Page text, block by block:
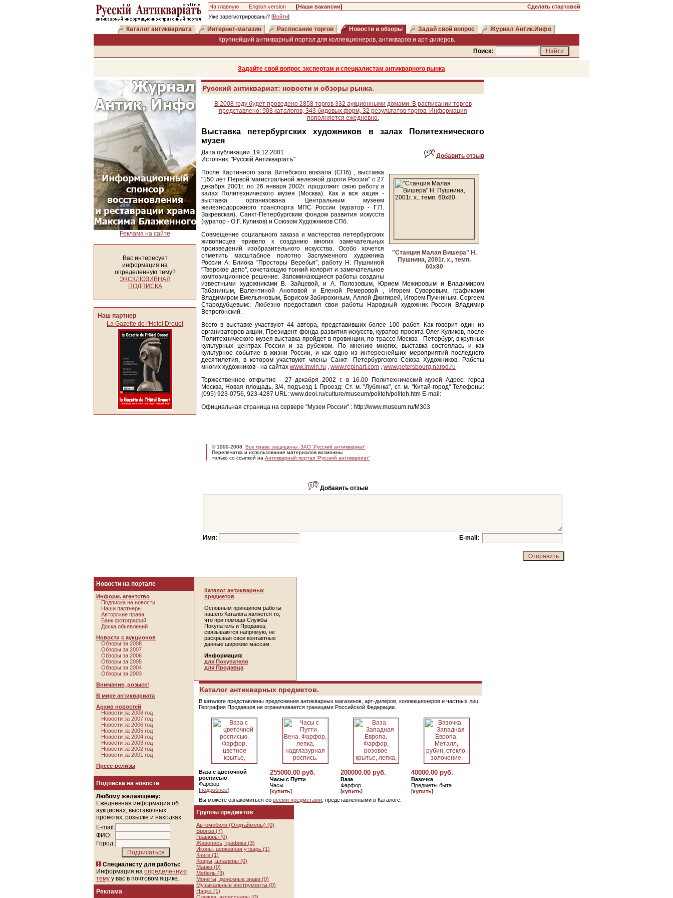
На главную English version [Наши вакансии]
Уже зарегистрированы? [Войти]
Сделать стартовой
Каталог антиквариата Интернет-магазин Расписание торгов Новости и обзоры Задай свой вопрос
Журнал Антик.Инфо
Крупнейший антикварный портал для коллекционеров, антикваров и арт-дилеров.
Поиск:
Задайте свой вопрос экспертам и специалистам антикварного рынка
Реклама на сайте
Вас интересует
информация на
определенную тему?
ЭКСКЛЮЗИВНАЯ
ПОДПИСКА
Наш партнер
La Gazette de l'Hotel Drouot
Русский антиквариат: новости и обзоры рынка.
В 2008 году будет проведено 2858 торгов 332 аукционными домами. В расписании торгов
представлено: 908 каталогов, 343 бидовых форм, 32 результатов торгов. Информация
пополняется ежедневно.
Выставка петербургских художников в залах Политехнического
музея
Дата публикации: 19.12.2001
Источник: "Русскiй Антикварiатъ"
Добавить отзыв
"Станция Малая Вишера" Н.
Пушнина, 2001г. х., темп.
60х80
После Картинного зала Витебского вокзала (СПб) , выставка
"150 лет Первой магистральной железной дороги России" с 27
декабря 2001г. по 26 января 2002г. продолжит свою работу в
залах Политехнического музея (Москва). Как и вся акция -
выставка организована Центральным музеем
железнодорожного транспорта МПС России (куратор - Г.П.
Закревская), Санкт-Петербургским фондом развития искусств
(куратор - О.Г. Куликов) и Союзом Художников СПб.
Совмещение социального заказа и мастерства петербургских
живописцев привело к созданию многих замечательных
произведений изобразительного искусства. Особо хочется
отметить масштабное полотно Заслуженного художника
России А. Блиока "Просторы Веребья", работу Н. Пушниной
"Тверское депо", сочетающую тонкий колорит и замечательное
композиционное решение. Запоминающиеся работы созданы
известными художниками В. Зайцевой, и А. Полозовым, Юрием Межировым и Владимиром
Табаниным, Валентиной Аноповой и Еленой Ремеровой , Игорем Суворовым, графиками
Владимиром Емельяновым, Борисом Забирохиным, Аллой Джигирей, Игорем Пучниным, Сергеем
Стародубцевым:. Любезно предоставил свои работы Народный художник России Владимир
Ветрогонский.
Всего в выставке участвуют 44 автора, представивших более 100 работ. Как говорит один из
организаторов акции, Президент фонда развития искусств, куратор проекта Олег Куликов, после
Политехнического музея выставка пройдет в провинции, по трассе Москва - Петербург, в крупных
культурных центрах России и за рубежом. По мнению многих, выставка состоялась и как
культурное событие в жизни России, и как одно из интереснейших мероприятий последнего
десятилетия, в котором участвуют члены Санкт -Петербургского Союза Художников. Работы
многих художников - на сайтах www.inwin.ru , www.repinart.com , www.petersbourg.narod.ru
Торжественное открытие - 27 декабря 2002 г. в 16.00 Политехнический музей Адрес: город
Москва, Новая площадь, 3/4, подъезд 1 Проезд: Ст. м. "Лубянка", ст. м. "Китай-город" Телефоны:
(095) 923-0756, 923-4287 URL: www.deol.ru/culture/museum/politeh/politeh.htm E-mail:
Официальная страница на сервере "Музеи России" : http://www.museum.ru/M303
© 1999-2008. Все права защищены. ЗАО 'Русский антиквариат'
Перепечатка и использование материалов возможны
только со ссылкой на Антикварный портал 'Русский антиквариат'
Добавить отзыв
Имя: E-mail:
Новости на портале
Информ. агентство
Подписка на новости
Наши партнеры
Авторские права
Банк фотографий
Доска обьявлений
Новости с аукционов
Обзоры за 2008
Обзоры за 2007
Обзоры за 2006
Обзоры за 2005
Обзоры за 2004
Обзоры за 2003
Внимание, розыск!
В мире антиквариата
Архив новостей
Новости за 2008 год
Новости за 2007 год
Новости за 2006 год
Новости за 2005 год
Новости за 2004 год
Новости за 2003 год
Новости за 2002 год
Новости за 2001 год
Пресс-релизы
Подписка на новости
Любому желающему:
Ежедневная информация об
аукционах, выставочных
проектах, розыске и находках.
E-mail:
ФИО:
Город:
Специалисту для работы:
Информация на определенную
тему у вас в почтовом ящике.
Реклама
Каталог антикварных
предметов
Основным принципом работы
нашего Каталога является то,
что при помощи Службы
Покупатель и Продавец
связываются напрямую, не
раскрывая свои контактные
данные широким массам.
Информация:
для Покупателя
для Продавца
Каталог антикварных предметов.
В каталоге представлены предложения антикварных магазинов, арт-дилеров, коллекционеров и частных лиц.
География Продавцов не ограничивается границами Российской Федерации.
Ваза с цветочной
росписью
Фарфор
[подробнее]
255000.00 руб.
Часы с Путти
Часы
[купить]
200000.00 руб.
Ваза
Фарфор
[купить]
40000.00 руб.
Вазочка
Предметы быта
[купить]
Вы можете ознакомиться со всеми предметами , представленными в Каталоге.
Группы предметов
Автомобили (Олдтаймеры) (0)
Бронза (7)
Гравюры (0)
Живопись, графика (3)
Иконы, церковная утварь (1)
Книги (1)
Ковры, шпалеры (0)
Марки (0)
Мебель (3)
Монеты, денежные знаки (0)
Музыкальные инструменты (0)
Нэцкэ (1)